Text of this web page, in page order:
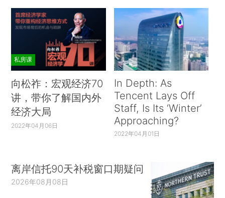
私房课
向松祚：宏观经济70
讲，带你了解国内外
经济大局
2022年04月06日
In Depth: As
Tencent Lays Off
Staff, Is Its ‘Winter’
Approaching?
2022年04月01日
离岸信托90天补税窗口期疑问
2026年08月08日